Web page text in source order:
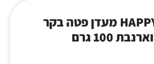
HAPPY CAT מעדן פטה בקר
וארנבת 100 גרם